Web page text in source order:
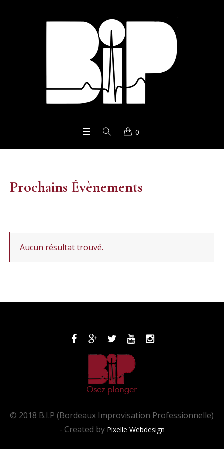
0
Prochains Évènements
Aucun résultat trouvé.
© 2018 B.I.P (Bordeaux Improvisation Professionnelle)
- Created by Pixelle Webdesign